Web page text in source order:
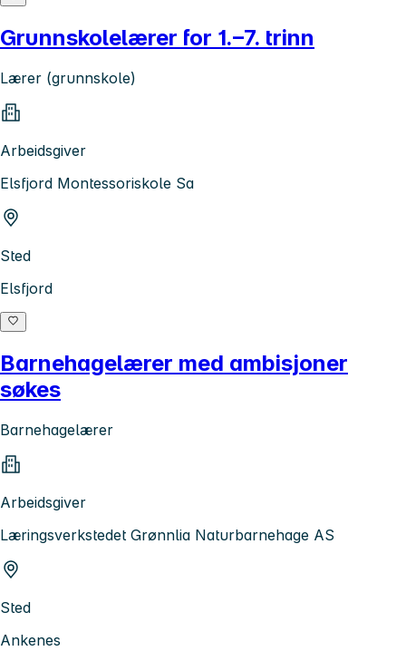
Grunnskolelærer for 1.–7. trinn
Lærer (grunnskole)
Arbeidsgiver
Elsfjord Montessoriskole Sa
Sted
Elsfjord
Barnehagelærer med ambisjoner
søkes
Barnehagelærer
Arbeidsgiver
Læringsverkstedet Grønnlia Naturbarnehage AS
Sted
Ankenes